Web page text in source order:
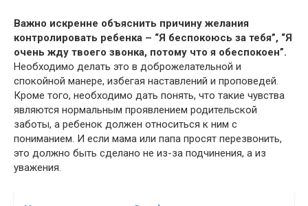
Важно искренне объяснить причину желания
контролировать ребенка – “Я беспокоюсь за тебя”, “Я
очень жду твоего звонка, потому что я обеспокоен”.
Необходимо делать это в доброжелательной и
спокойной манере, избегая наставлений и проповедей.
Кроме того, необходимо дать понять, что такие чувства
являются нормальным проявлением родительской
заботы, а ребенок должен относиться к ним с
пониманием. И если мама или папа просят перезвонить,
это должно быть сделано не из-за подчинения, а из
уважения.